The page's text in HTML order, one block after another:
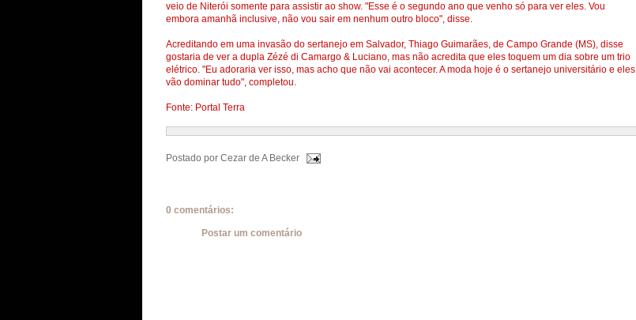
veio de Niterói somente para assistir ao show. "Esse é o segundo ano que venho só para ver eles. Vou
embora amanhã inclusive, não vou sair em nenhum outro bloco", disse.
Acreditando em uma invasão do sertanejo em Salvador, Thiago Guimarães, de Campo Grande (MS), disse
gostaria de ver a dupla Zézé di Camargo & Luciano, mas não acredita que eles toquem um dia sobre um trio
elétrico. "Eu adoraria ver isso, mas acho que não vai acontecer. A moda hoje é o sertanejo universitário e eles
vão dominar tudo", completou.
Fonte: Portal Terra
Postado por Cezar de A Becker
0 comentários:
Postar um comentário